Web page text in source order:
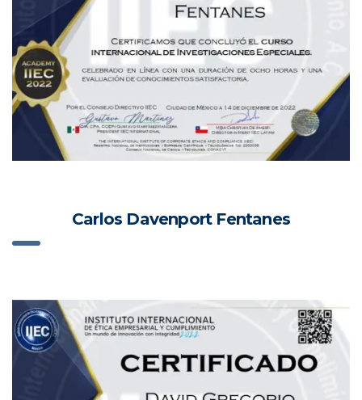
Carlos Davenport Fentanes